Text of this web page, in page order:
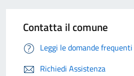
Contatta il comune
Leggi le domande frequenti
Richiedi Assistenza